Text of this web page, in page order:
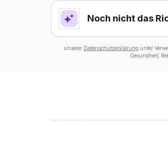
Noch nicht das
unserer Datenschutzerklärung unter
Gesundheit,